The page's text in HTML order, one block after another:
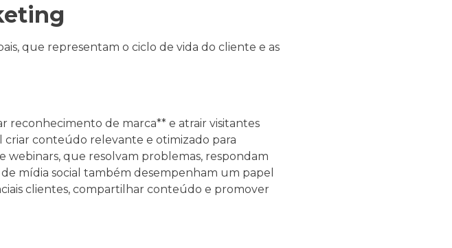
que representam o ciclo de vida do cliente e as
reconhecimento de marca** e atrair visitantes
criar conteúdo relevante e otimizado para
webinars, que resolvam problemas, respondam
mídia social também desempenham um papel
clientes, compartilhar conteúdo e promover